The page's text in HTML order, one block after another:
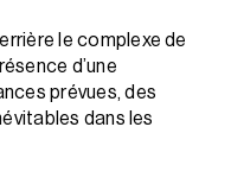
le complexe de
d’une
prévues, des
dans les